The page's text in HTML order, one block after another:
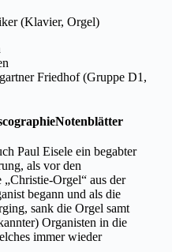
(Klavier, Orgel)
Friedhof (Gruppe D1,
Notenblätter
Paul Eisele ein begabter
als vor den
Orgel“ aus der
begann und als die
sank die Orgel samt
Organisten in die
immer wieder